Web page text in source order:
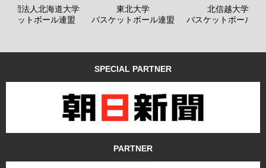
社団法人北海道大学
ケットボール連盟
東北大学
バスケットボール連盟
北信越大学
バスケットボール連
SPECIAL PARTNER
PARTNER